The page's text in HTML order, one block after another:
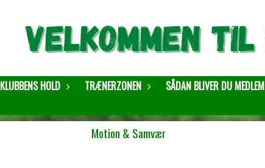
KLUBBENS HOLD TRÆNERZONEN SÅDAN BLIVER DU MEDLEM
Motion & Samvær